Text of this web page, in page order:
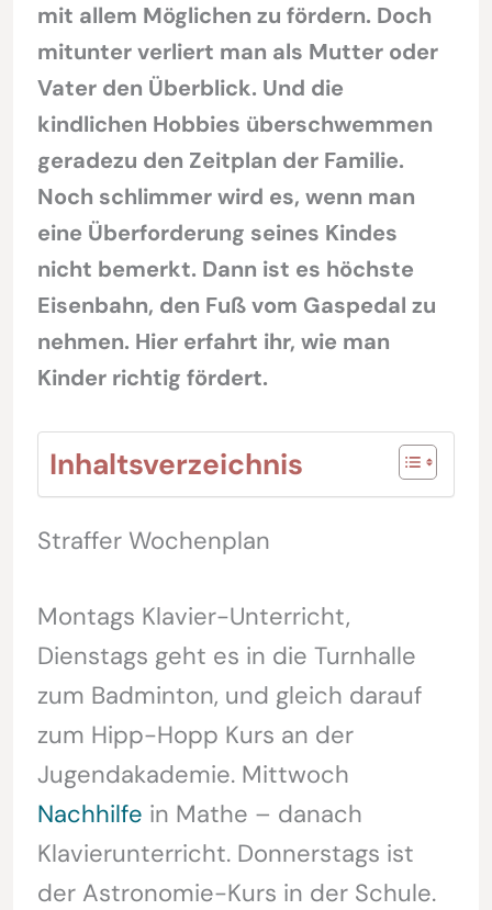
mit allem Möglichen zu fördern. Doch
mitunter verliert man als Mutter oder
Vater den Überblick. Und die
kindlichen Hobbies überschwemmen
geradezu den Zeitplan der Familie.
Noch schlimmer wird es, wenn man
eine Überforderung seines Kindes
nicht bemerkt. Dann ist es höchste
Eisenbahn, den Fuß vom Gaspedal zu
nehmen. Hier erfahrt ihr, wie man
Kinder richtig fördert.
Inhaltsverzeichnis
Straffer Wochenplan
Montags Klavier-Unterricht,
Dienstags geht es in die Turnhalle
zum Badminton, und gleich darauf
zum Hipp-Hopp Kurs an der
Jugendakademie. Mittwoch
Nachhilfe in Mathe – danach
Klavierunterricht. Donnerstags ist
der Astronomie-Kurs in der Schule.